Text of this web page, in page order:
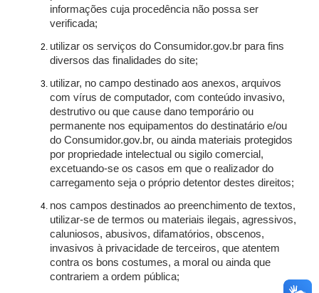
informações cuja procedência não possa ser
verificada;
utilizar os serviços do Consumidor.gov.br para fins
diversos das finalidades do site;
utilizar, no campo destinado aos anexos, arquivos
com vírus de computador, com conteúdo invasivo,
destrutivo ou que cause dano temporário ou
permanente nos equipamentos do destinatário e/ou
do Consumidor.gov.br, ou ainda materiais protegidos
por propriedade intelectual ou sigilo comercial,
excetuando-se os casos em que o realizador do
carregamento seja o próprio detentor destes direitos;
nos campos destinados ao preenchimento de textos,
utilizar-se de termos ou materiais ilegais, agressivos,
caluniosos, abusivos, difamatórios, obscenos,
invasivos à privacidade de terceiros, que atentem
contra os bons costumes, a moral ou ainda que
contrariem a ordem pública;